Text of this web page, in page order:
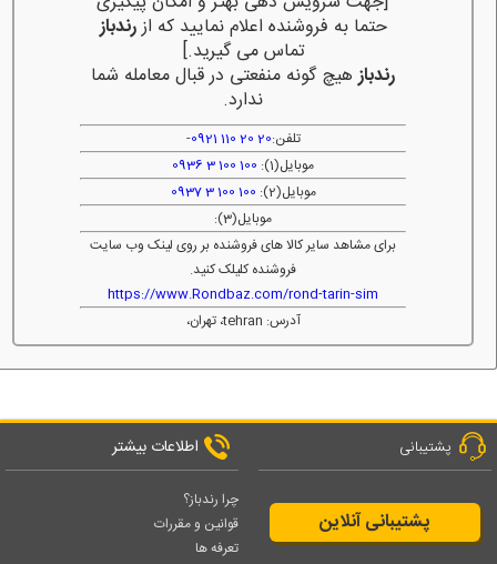
حتما به فروشنده اعلام نمایید که ازرندباز
تماس می گیرید.]
رندبازهیچ گونه منفعتی در قبال معامله شما
ندارد.
تلفن:20 20 110 0921
-
موبایل(1):
100 100 3 0936
موبایل(2):
100 100 3 0937
موبایل(3):
برای مشاهد سایر کالا های فروشنده بر روی لینک وب سایت
فروشنده کلیلک کنید.
https://www.Rondbaz.com/rond-tarin-sim
آدرس: tehran، تهران،
پشتیبانی
پشتیبانی آنلاین
اطلاعات بیشتر
چرا رندباز؟
قوانین و مقررات
تعرفه ها